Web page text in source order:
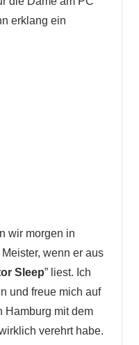
erklang ein
wir morgen in
wenn er aus
Sleep” liest. Ich
und freue mich auf
Hamburg mit dem
verehrt habe.